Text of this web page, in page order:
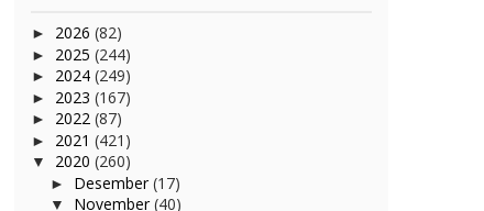
► 2026 (82)
► 2025 (244)
► 2024 (249)
► 2023 (167)
► 2022 (87)
► 2021 (421)
▼ 2020 (260)
► Desember(17)
▼ November(40)